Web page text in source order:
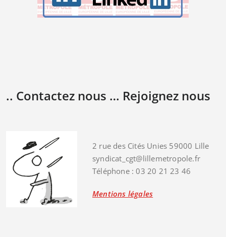
.. Contactez nous … Rejoignez nous
2 rue des Cités Unies 59000 Lille
syndicat_cgt@lillemetropole.fr
Téléphone : 03 20 21 23 46
Mentions légales